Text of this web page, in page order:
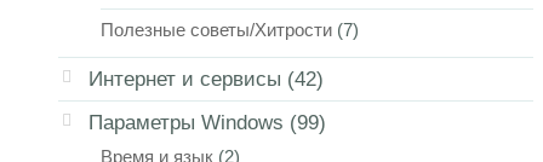
Полезные советы/Хитрости (7)
Интернет и сервисы (42)
Параметры Windows (99)
Время и язык (2)